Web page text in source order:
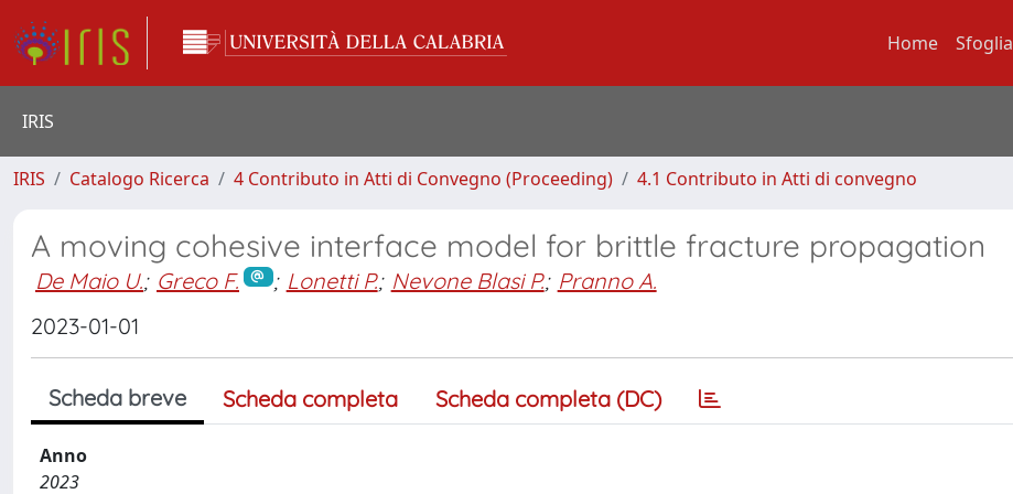
Home Sfoglia
IRIS
IRIS Catalogo Ricerca 4 Contributo in Atti di Convegno (Proceeding) 4.1 Contributo in Atti di convegno
A moving cohesive interface model for brittle fracture propagation
De Maio U.; Greco F. ; Lonetti P.; Nevone Blasi P.; Pranno A.
2023-01-01
Scheda breve Scheda completa Scheda completa (DC)
Anno
2023